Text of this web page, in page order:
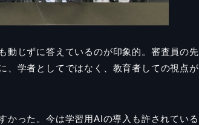
動じずに答えているのが印象的。審査員の先
、学者としてではなく、教育者しての視点が
かった。今は学習用AIの導入も許されている